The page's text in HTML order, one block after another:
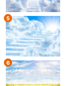
5
6